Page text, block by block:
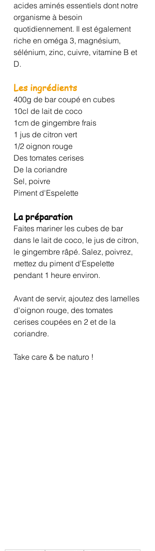
acides aminés essentiels dont notre
organisme à besoin
quotidiennement. Il est également
riche en oméga 3, magnésium,
sélénium, zinc, cuivre, vitamine B et
D.
Les ingrédients
400g de bar coupé en cubes
10cl de lait de coco
1cm de gingembre frais
1 jus de citron vert
1/2 oignon rouge
Des tomates cerises
De la coriandre
Sel, poivre
Piment d'Espelette
La préparation
Faites mariner les cubes de bar
dans le lait de coco, le jus de citron,
le gingembre râpé. Salez, poivrez,
mettez du piment d'Espelette
pendant 1 heure environ.
Avant de servir, ajoutez des lamelles
d'oignon rouge, des tomates
cerises coupées en 2 et de la
coriandre.
Take care & be naturo !